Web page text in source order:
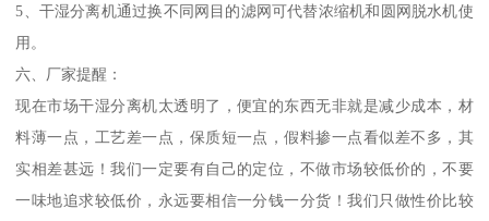
5、干湿分离机通过换不同网目的滤网可代替浓缩机和圆网脱水机使
用。
六、厂家提醒：
现在市场干湿分离机太透明了，便宜的东西无非就是减少成本，材
料薄一点，工艺差一点，保质短一点，假料掺一点看似差不多，其
实相差甚远！我们一定要有自己的定位，不做市场较低价的，不要
一味地追求较低价，永远要相信一分钱一分货！我们只做性价比较